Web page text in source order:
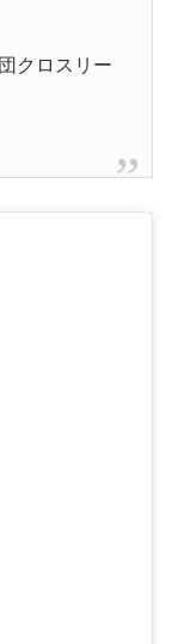
クロスリー